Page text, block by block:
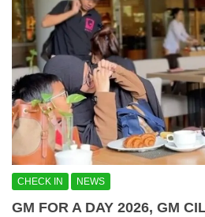
CHECK IN NEWS
GM FOR A DAY 2026, GM